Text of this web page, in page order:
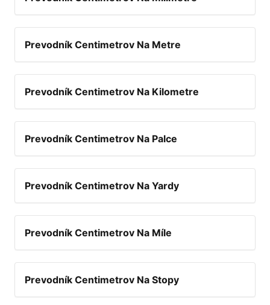
Prevodník Centimetrov Na Metre
Prevodník Centimetrov Na Kilometre
Prevodník Centimetrov Na Palce
Prevodník Centimetrov Na Yardy
Prevodník Centimetrov Na Míle
Prevodník Centimetrov Na Stopy